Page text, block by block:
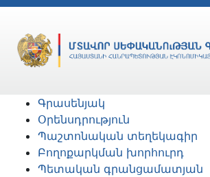
Գրասենյակ
Օրենսդրություն
Պաշտոնական տեղեկագիր
Բողոքարկման խորհուրդ
Պետական գրանցամատյան